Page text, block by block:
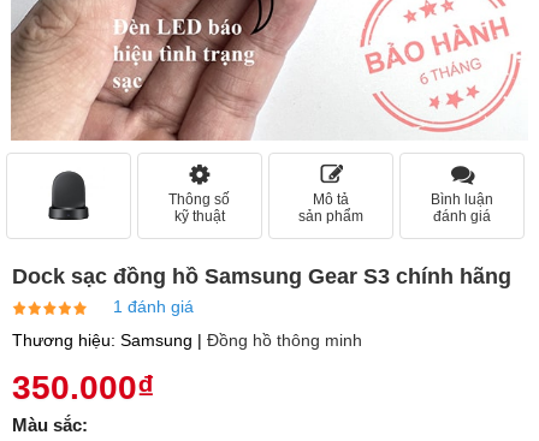
Thông số
kỹ thuật
Mô tả
sản phẩm
Bình luận
đánh giá
Dock sạc đồng hồ Samsung Gear S3 chính hãng
1 đánh giá
Thương hiệu: Samsung | Đồng hồ thông minh
350.000₫
Màu sắc: